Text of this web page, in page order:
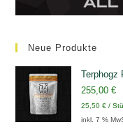
Neue Produkte
Terphogz
255,00€
25,50€ /
inkl. 7 %